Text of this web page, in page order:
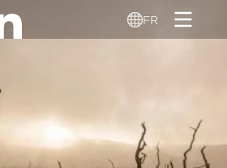
FR